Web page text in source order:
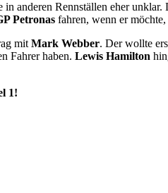
anderen Rennställen eher unklar.
Petronas fahren, wenn er
mit Mark Webber. Der wollte
Fahrer haben. Lewis Hamilton
1!